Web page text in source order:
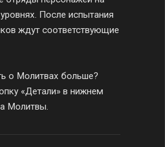
После испытания
ждут соответствующие
о Молитвах больше?
«Детали» в нижнем
Молитвы.